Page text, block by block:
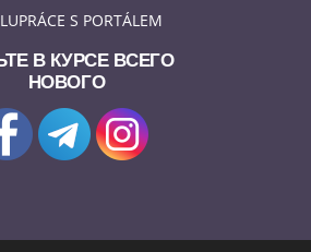
S PORTÁLEM
В КУРСЕ ВСЕГО
НОВОГО